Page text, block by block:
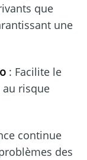
que
une
: Facilite le
risque
continue
des